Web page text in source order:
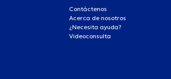
Contáctenos
Acerca de nosotros
¿Necesita ayuda?
Videoconsulta